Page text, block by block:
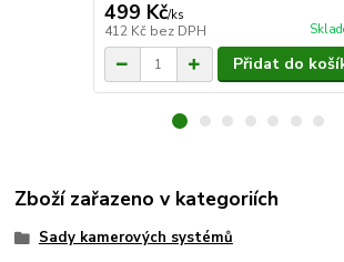
499 Kč/ks
412 Kč bez DPH
Přidat do
Zboží zařazeno v kategoriích
Sady kamerových systémů